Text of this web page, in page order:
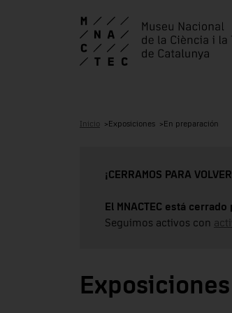
Inicio Exposiciones En preparación
¡CERRAMOS PARA
El MNACTEC está
Seguimos activos con
Exposiciones